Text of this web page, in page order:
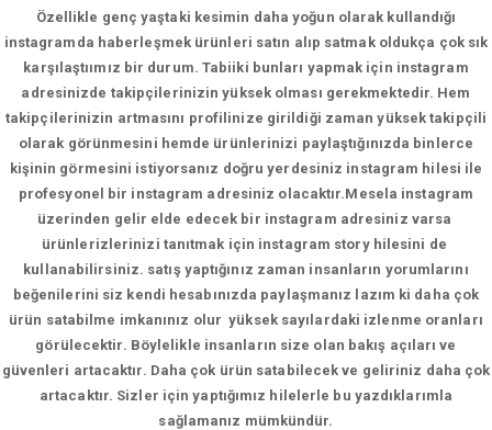
Özellikle genç yaştaki kesimin daha yoğun olarak kullandığı
instagramda haberleşmek ürünleri satın alıp satmak oldukça çok sık
karşılaştıımız bir durum. Tabiiki bunları yapmak için instagram
adresinizde takipçilerinizin yüksek olması gerekmektedir. Hem
takipçilerinizin artmasını profilinize girildiği zaman yüksek takipçili
olarak görünmesini hemde ürünlerinizi paylaştığınızda binlerce
kişinin görmesini istiyorsanız doğru yerdesiniz instagram hilesi ile
profesyonel bir instagram adresiniz olacaktır.Mesela instagram
üzerinden gelir elde edecek bir instagram adresiniz varsa
ürünlerizlerinizi tanıtmak için instagram story hilesini de
kullanabilirsiniz. satış yaptığınız zaman insanların yorumlarını
beğenilerini siz kendi hesabınızda paylaşmanız lazım ki daha çok
ürün satabilme imkanınız olur yüksek sayılardaki izlenme oranları
görülecektir. Böylelikle insanların size olan bakış açıları ve
güvenleri artacaktır. Daha çok ürün satabilecek ve geliriniz daha çok
artacaktır. Sizler için yaptığımız hilelerle bu yazdıklarımla
sağlamanız mümkündür.